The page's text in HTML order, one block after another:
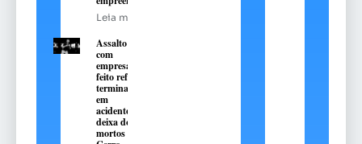
Leia mais
Assalto
com
empresário
feito refém
termina
em
acidente e
deixa dois
mortos em